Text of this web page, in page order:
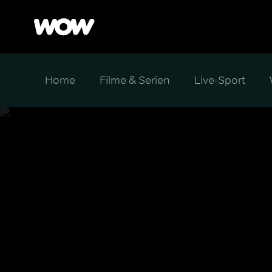
Home Filme & Serien Live-Sport